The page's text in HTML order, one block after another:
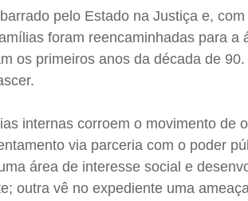
pelo Estado na Justiça e,
foram reencaminhadas para a
os primeiros anos da década de
internas corroem o movimento de
via parceria com o poder
área de interesse social e
outra vê no expediente uma